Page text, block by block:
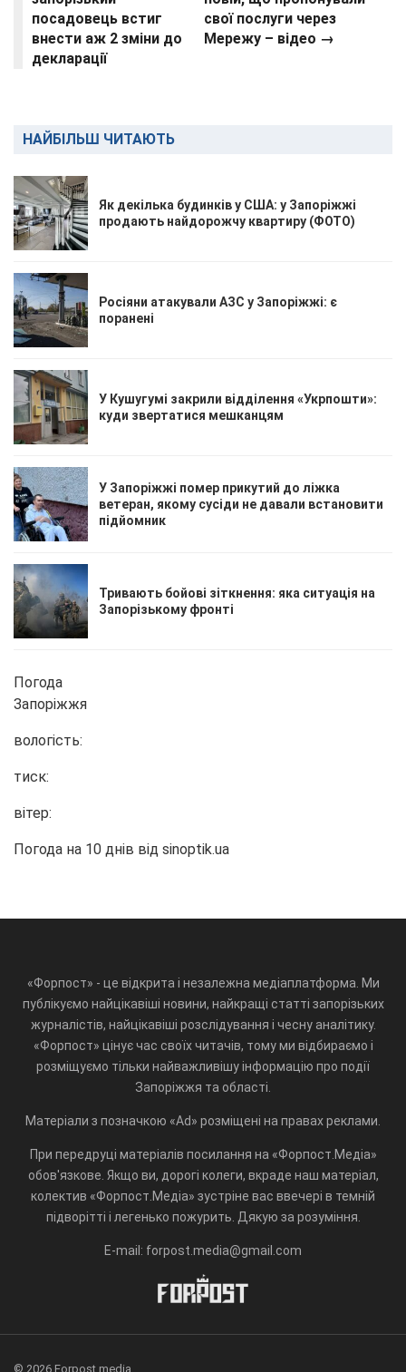
посадовець встиг
внести аж 2 зміни до
декларації
свої послуги через
Мережу – відео →
НАЙБІЛЬШ ЧИТАЮТЬ
Як декілька будинків у США: у Запоріжжі
продають найдорожчу квартиру (ФОТО)
Росіяни атакували АЗС у Запоріжжі: є
поранені
У Кушугумі закрили відділення «Укрпошти»:
куди звертатися мешканцям
У Запоріжжі помер прикутий до ліжка
ветеран, якому сусіди не давали встановити
підйомник
Тривають бойові зіткнення: яка ситуація на
Запорізькому фронті
Погода
Запоріжжя
вологість:
тиск:
вітер:
Погода на 10 днів від sinoptik.ua
«Форпост» - це відкрита і незалежна медіаплатформа. Ми
публікуємо найцікавіші новини, найкращі статті запорізьких
журналістів, найцікавіші розслідування і чесну аналітику.
«Форпост» цінує час своїх читачів, тому ми відбираємо і
розміщуємо тільки найважливішу інформацію про події
Запоріжжя та області.
Матеріали з позначкою «Ad» розміщені на правах реклами.
При передруці матеріалів посилання на «Форпост.Медіа»
обов'язкове. Якщо ви, дорогі колеги, вкраде наш матеріал,
колектив «Форпост.Медіа» зустріне вас ввечері в темній
підворітті і легенько пожурить. Дякую за розуміння.
E-mail: forpost.media@gmail.com
© 2026 Forpost.media